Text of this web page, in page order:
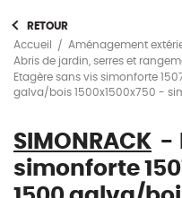
RETOUR
Accueil
Aménagement
Abris de jardin, serres et
Etagère sans vis simonforte
galva/bois 1500x1500x750 -
SIMONRACK
simonforte